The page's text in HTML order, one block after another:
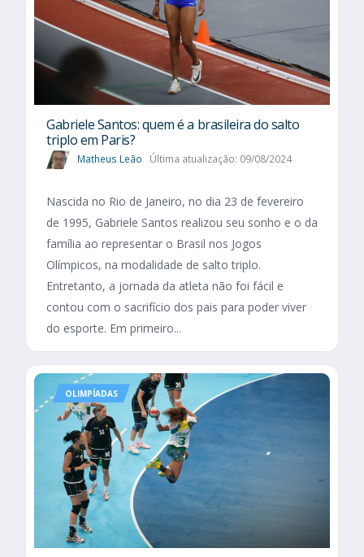
Gabriele Santos: quem é a brasileira do salto
triplo em Paris?
Matheus Leão Última atualização: 09/08/2024
Nascida no Rio de Janeiro, no dia 23 de fevereiro
de 1995, Gabriele Santos realizou seu sonho e o da
família ao representar o Brasil nos Jogos
Olímpicos, na modalidade de salto triplo.
Entretanto, a jornada da atleta não foi fácil e
contou com o sacrifício dos pais para poder viver
do esporte. Em primeiro...
OLIMPÍADAS